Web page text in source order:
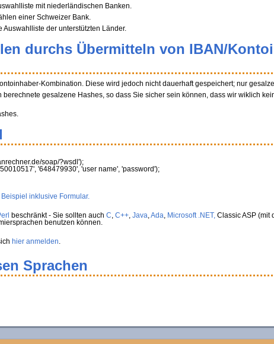
mit niederländischen Banken.
einer Schweizer Bank.
der unterstützten Länder.
durchs Übermitteln von IBAN/
Kombination. Diese wird jedoch nicht dauerhaft gespeichert; nur
gesalzene Hashes, so dass Sie sicher sein können, dass wir wiklich
soap/?wsdl');
, '648479930', 'user name', 'password');
inklusive Formular.
beschränkt - Sie sollten auch C, C++, Java,Ada, Microsoft .NET,Classic ASP (mit
benutzen können.
hier anmelden.
Sprachen